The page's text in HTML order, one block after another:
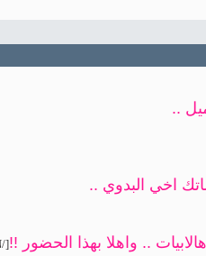
..
اخي البدوي ..
.. واهلا بهذا الحضور !![/ALIGN]